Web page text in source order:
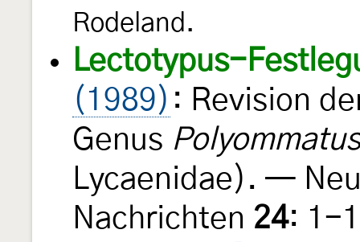
Rodeland.
Lectotypus-
(1989) : Revision
Genus Polyommatus
Lycaenidae). —
Nachrichten 24: 1-